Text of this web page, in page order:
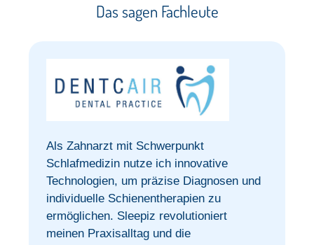
Das sagen Fachleute​
Als Zahnarzt mit Schwerpunkt
Schlafmedizin nutze ich innovative
Technologien, um präzise Diagnosen und
individuelle Schienentherapien zu
ermöglichen. Sleepiz revolutioniert
meinen Praxisalltag und die